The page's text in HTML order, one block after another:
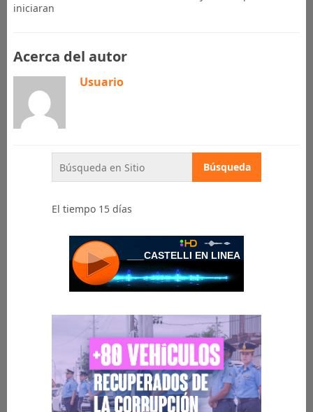
iniciaran
Acerca del autor
Usuario
El tiempo 15 días